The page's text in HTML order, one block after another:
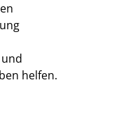
helfen.